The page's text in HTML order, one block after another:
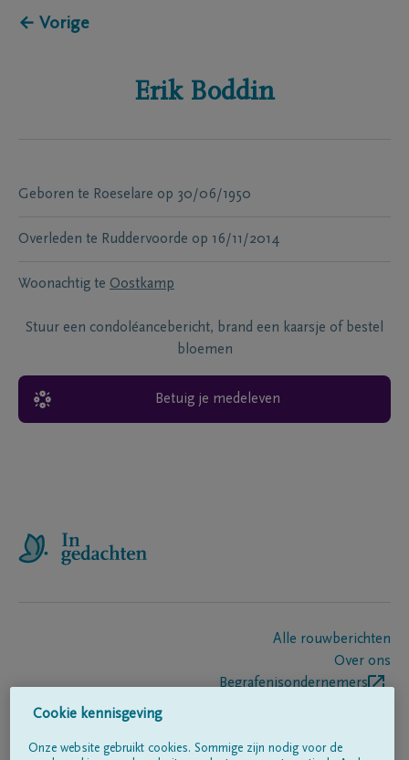
← Vorige
Erik Boddin
Geboren te Roeselare op 30/06/1950
Overleden te Ruddervoorde op 16/11/2014
Woonachtig te Oostkamp
Stuur een condoléancebericht, brand een kaarsje of bestel
bloemen
Betuig je medeleven
Alle rouwberichten
Over ons
Begrafenisondernemers
Cookie kennisgeving
Onze website gebruikt cookies. Sommige zijn nodig voor de